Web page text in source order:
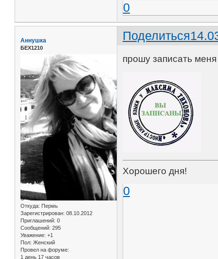
0
Поделиться
Аннушка
БЕХ1210
Откуда: Пермь
Зарегистрирован: 08.10.2012
Приглашений: 0
Сообщений: 295
Уважение: +1
Пол: Женский
Провел на форуме:
1 день 17 часов
прошу записать
Хорошего дня!
0